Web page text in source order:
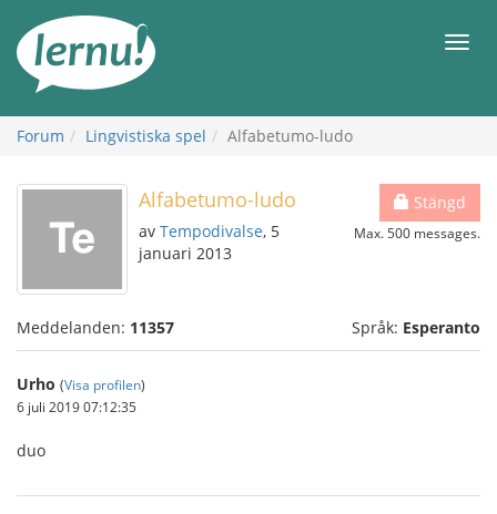
sidans
innehåll
Meny
Forum Lingvistiska spel Alfabetumo-ludo
Stängd
Max. 500 messages.
Alfabetumo-ludo
av Tempodivalse, 5
januari 2013
Meddelanden: 11357 Språk: Esperanto
Urho (Visa profilen)
6 juli 2019 07:12:35
duo